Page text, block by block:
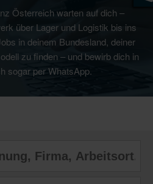
Österreich warten auf dich –
über Lager und Logistik bis ins
in deinem Bundesland, deiner
zu finden – und bewirb dich in
sogar per WhatsApp.